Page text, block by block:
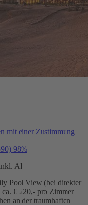
mit einer Zustimmung
98%
AI
Pool View (bei direkter
€ 220,- pro Zimmer
an der traumhaften